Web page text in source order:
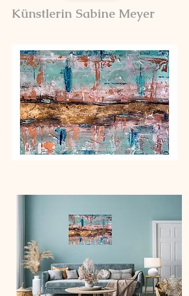
Künstlerin Sabine Meyer